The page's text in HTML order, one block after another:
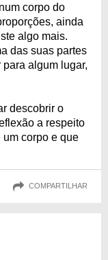
corpo do
ainda
algo mais.
das suas partes
algum lugar,
descobrir o
a respeito
corpo e que
COMPARTILHAR